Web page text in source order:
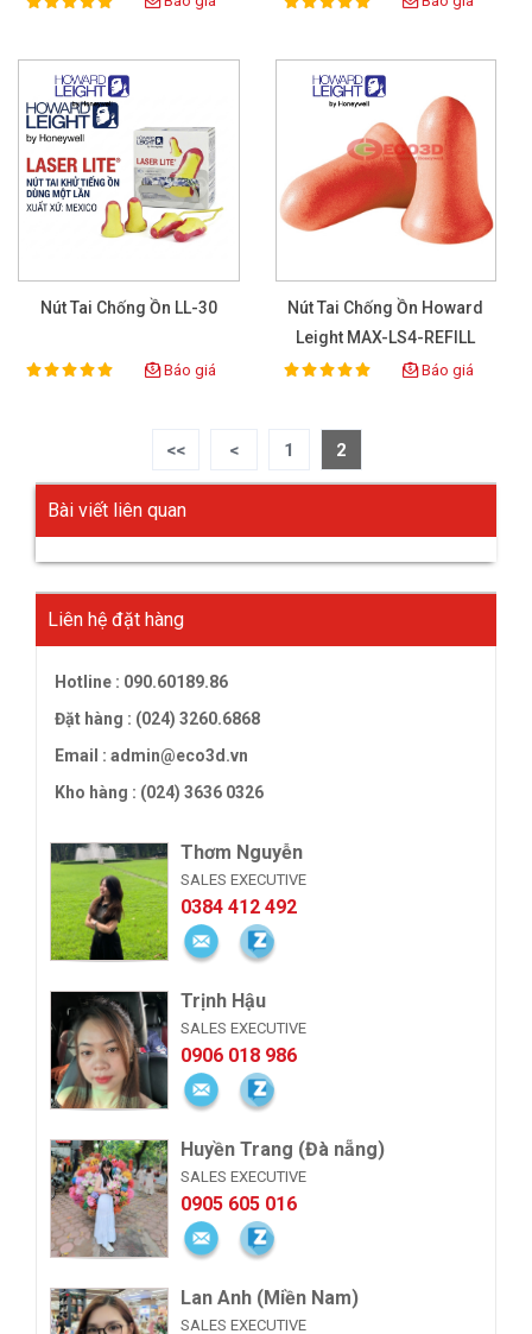
Rating:
100% Rating:
100%
Nút Tai Chống Ồn LL-30
Rating:
100% Báo giá
Nút Tai Chống Ồn Howard
Leight MAX-LS4-REFILL
Rating:
100% Báo giá
<< < 1 2
Bài viết liên quan
Liên hệ đặt hàng
Hotline : 090.60189.86
Đặt hàng : (024) 3260.6868
Email : admin@eco3d.vn
Kho hàng : (024) 3636 0326
Thơm Nguyễn
SALES EXECUTIVE
0384 412 492
Trịnh Hậu
SALES EXECUTIVE
0906 018 986
Huyền Trang (Đà nẵng)
SALES EXECUTIVE
0905 605 016
Lan Anh (Miền Nam)
SALES EXECUTIVE